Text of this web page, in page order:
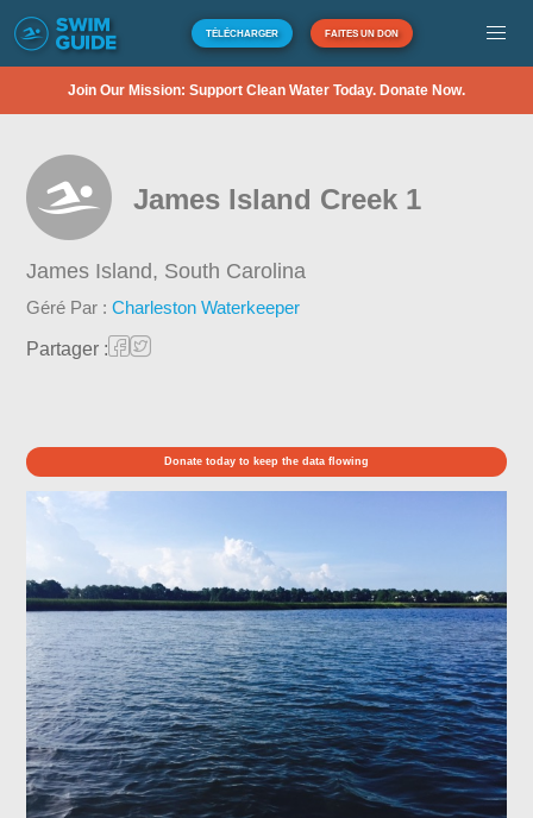
TÉLÉCHARGER FAITES UN DON
Join Our Mission: Support Clean Water Today. Donate Now.
James Island Creek 1
James Island, South Carolina
Géré Par :Charleston Waterkeeper
Partager :
Donate today to keep the data flowing